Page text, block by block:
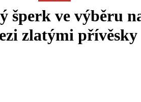
šperk ve výběru
zlatými